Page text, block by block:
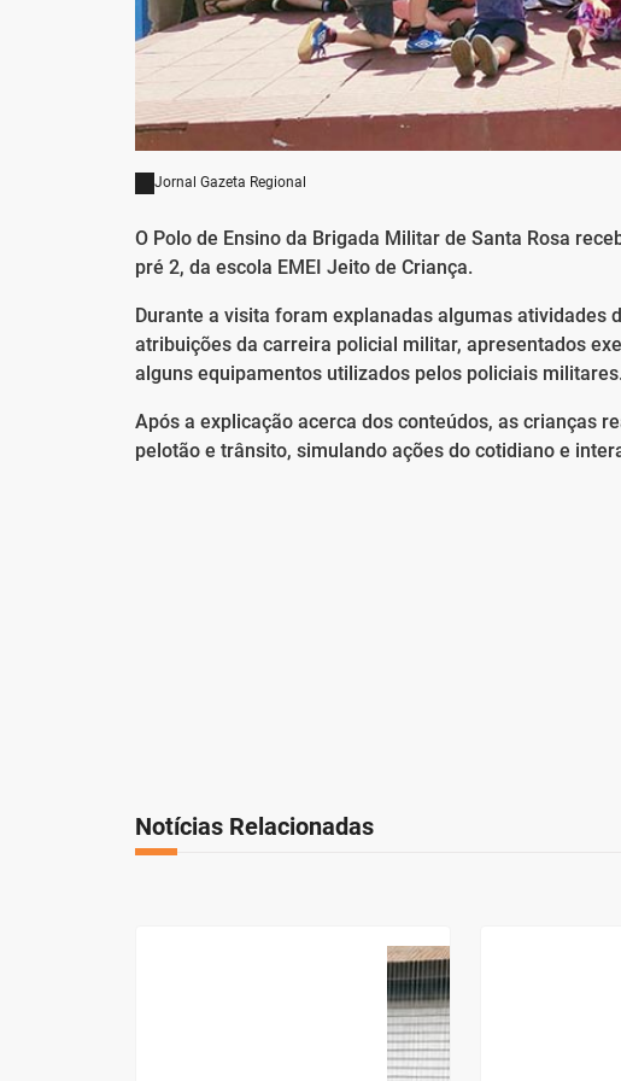
Jornal Gazeta Regional
O Polo de Ensino da Brigada Militar de Santa Rosa
pré 2, da escola EMEI Jeito de Criança.
Durante a visita foram explanadas algumas atividades
atribuições da carreira policial militar, apresentados
alguns equipamentos utilizados pelos policiais
Após a explicação acerca dos conteúdos, as crianças
pelotão e trânsito, simulando ações do cotidiano e
Notícias Relacionadas